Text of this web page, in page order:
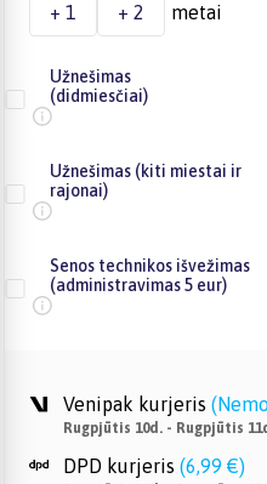
+ 1 + 2 metai
Užnešimas
(didmiesčiai)
Užnešimas (kiti miestai ir
rajonai)
Senos technikos išvežimas
(administravimas 5 eur)
Venipak kurjeris (
Rugpjūtis 10d. - Rugpjūtis
DPD kurjeris (6,99 €)